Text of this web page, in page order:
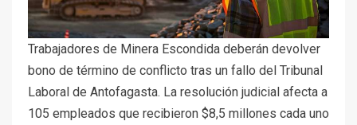
Trabajadores de Minera Escondida deberán devolver
bono de término de conflicto tras un fallo del Tribunal
Laboral de Antofagasta. La resolución judicial afecta a
105 empleados que recibieron $8,5 millones cada uno